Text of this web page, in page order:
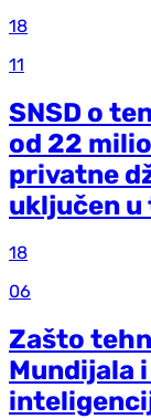
18
11
SNSD o
od 22
privatne
uključen u
18
06
Zašto
Mundijala